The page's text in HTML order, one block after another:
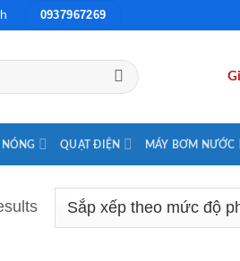
0937967269
QUẠT ĐIỆN MÁY BƠM NƯỚC